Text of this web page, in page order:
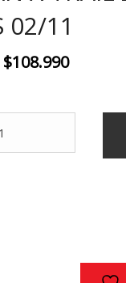
02/11
El
original
$108.990El
actual